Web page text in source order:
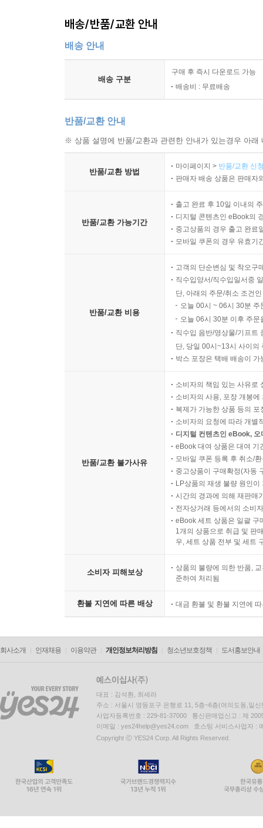
배송/반품/교환 안내
배송 안내
배송 구분
구매 후 즉시 다운로드 가능
배송비 : 무료배송
반품/교환 안내
※ 상품 설명에 반품/교환과 관련한 안내가 있는경우 아
반품/교환 방법
마이페이지 > 반품/교환 신
판매자 배송 상품은 판매자
반품/교환 가능기간
출고 완료 후 10일 이내의
디지털 콘텐츠인 eBook의
중고상품의 경우 출고 완료
모바일 쿠폰의 경우 유효기
반품/교환 비용
고객의 단순변심 및 착오구
직수입양서/직수입일서중
단, 아래의 주문/취소 조건
오늘 00시 ~ 06시 30분
오늘 06시 30분 이후 주
직수입 음반/영상물/기프트
단, 당일 00시~13시 사이의
박스 포장은 택배 배송이
반품/교환 불가사유
소비자의 책임 있는 사유로
소비자의 사용, 포장 개봉
복제가 가능한 상품 등의
소비자의 요청에 따라 개별
디지털 컨텐츠인 eBook,
eBook 대여 상품은 대여 기
모바일 쿠폰 등록 후 취소/
중고상품이 구매확정(자동
LP상품의 재생 불량 원인
시간의 경과에 의해 재판매
전자상거래 등에서의 소비
eBook 세트 상품은 일괄 구
1개의 상품으로 취급 및 판
우, 세트 상품 전부 및 세트
소비자 피해보상
상품의 불량에 의한 반품,
준하여 처리됨
환불 지연에 따른 배상 대금 환불 및 환불 지연에
회사소개 인재채용 이용약관 개인정보처리방침 청소년보호정책 도서홍보안내
대표 : 김석환, 최세라
주소 : 서울시 영등포구 은행로 11, 5층~6층(여의도동,일신
사업자등록번호 : 229-81-37000 통신판매업신고 : 제
이메일 : yes24help@yes24.com 호스팅 서비스사업자 :
Copyright ⓒ YES24 Corp. All Rights Reserved.